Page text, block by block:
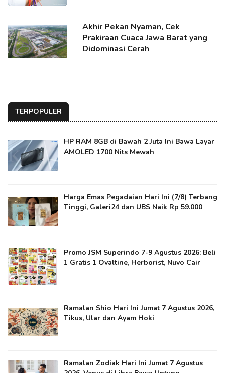
Akhir Pekan Nyaman, Cek
Prakiraan Cuaca Jawa Barat yang
Didominasi Cerah
TERPOPULER
HP RAM 8GB di Bawah 2 Juta Ini Bawa Layar
AMOLED 1700 Nits Mewah
Harga Emas Pegadaian Hari Ini (7/8) Terbang
Tinggi, Galeri24 dan UBS Naik Rp 59.000
Promo JSM Superindo 7-9 Agustus 2026: Beli
1 Gratis 1 Ovaltine, Herborist, Nuvo Cair
Ramalan Shio Hari Ini Jumat 7 Agustus 2026,
Tikus, Ular dan Ayam Hoki
Ramalan Zodiak Hari Ini Jumat 7 Agustus